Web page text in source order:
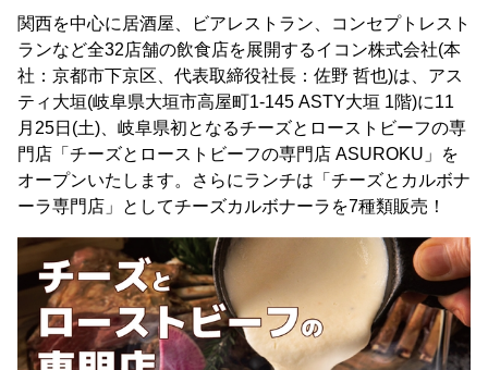
関西を中心に居酒屋、ビアレストラン、コンセプトレスト
ランなど全32店舗の飲食店を展開するイコン株式会社(本
社：京都市下京区、代表取締役社長：佐野 哲也)は、アス
ティ大垣(岐阜県大垣市高屋町1-145 ASTY大垣 1階)に11
月25日(土)、岐阜県初となるチーズとローストビーフの専
門店「チーズとローストビーフの専門店 ASUROKU」を
オープンいたします。さらにランチは「チーズとカルボナ
ーラ専門店」としてチーズカルボナーラを7種類販売！